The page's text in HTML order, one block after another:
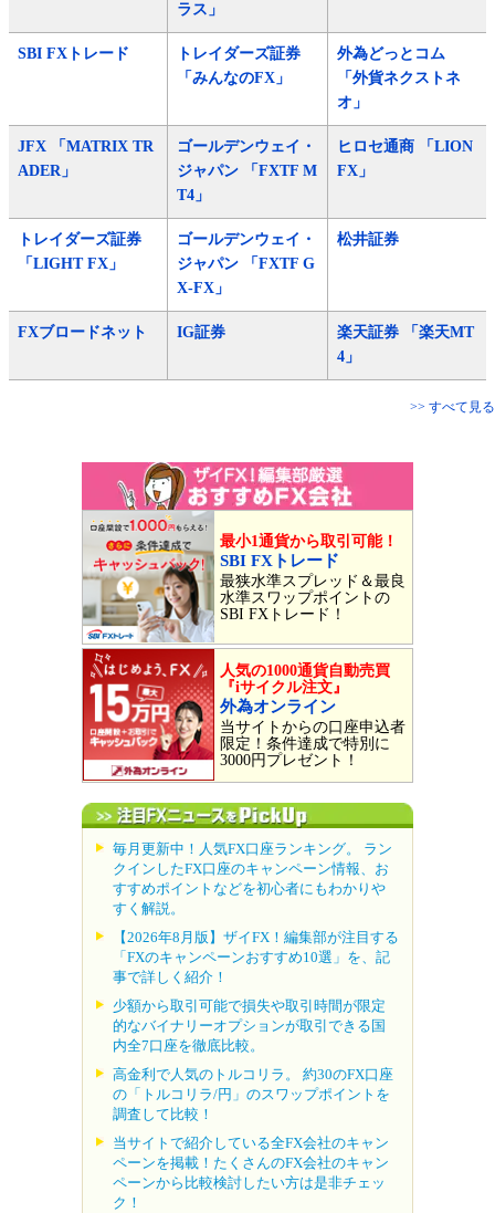
ラス」
SBI FXトレード
トレイダーズ証券
「みんなのFX」
外為どっとコム
「外貨ネクストネ
オ」
JFX 「MATRIX TR
ADER」
ゴールデンウェイ・
ジャパン 「FXTF M
T4」
ヒロセ通商 「LION
FX」
トレイダーズ証券
「LIGHT FX」
ゴールデンウェイ・
ジャパン 「FXTF G
X-FX」
松井証券
FXブロードネット IG証券
楽天証券 「楽天MT
4」
>> すべて見る
最小1通貨から取引可能！
SBI FXトレード
最狭水準スプレッド＆最良
水準スワップポイントの
SBI FXトレード！
人気の1000通貨自動売買
『iサイクル注文』
外為オンライン
当サイトからの口座申込者
限定！条件達成で特別に
3000円プレゼント！
毎月更新中！人気FX口座ランキング。 ラン
クインしたFX口座のキャンペーン情報、お
すすめポイントなどを初心者にもわかりや
すく解説。
【2026年8月版】ザイFX！編集部が注目する
「FXのキャンペーンおすすめ10選」を、記
事で詳しく紹介！
少額から取引可能で損失や取引時間が限定
的なバイナリーオプションが取引できる国
内全7口座を徹底比較。
高金利で人気のトルコリラ。 約30のFX口座
の「トルコリラ/円」のスワップポイントを
調査して比較！
当サイトで紹介している全FX会社のキャン
ペーンを掲載！たくさんのFX会社のキャン
ペーンから比較検討したい方は是非チェッ
ク！